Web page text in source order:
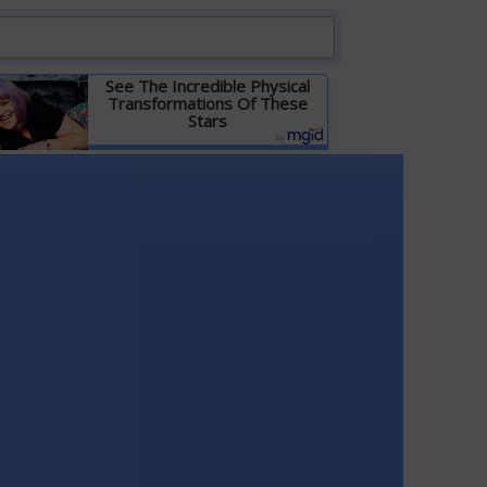
See The Incredible Physical
Transformations Of These
Stars
Детальніше